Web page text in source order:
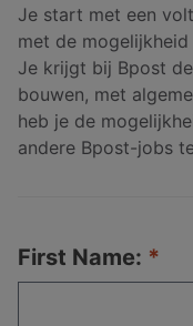
Je start met een
met de
Je krijgt bij Bpost
bouwen, met
heb je de
andere Bpost-jobs
First Name: